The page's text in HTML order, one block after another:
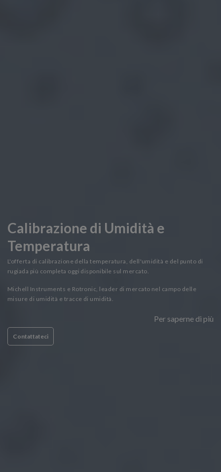
Calibrazione di Umidità e
Temperatura
L'offerta di calibrazione della temperatura, dell'umidità e del punto di
rugiada più completa oggi disponibile sul mercato.
Michell Instruments e Rotronic, leader di mercato nel campo delle
misure di umidità e tracce di umidità.
Per saperne di più
Contattateci